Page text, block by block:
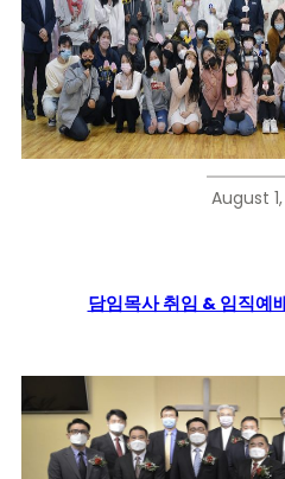
August 1,
담임목사 취임 & 임직예